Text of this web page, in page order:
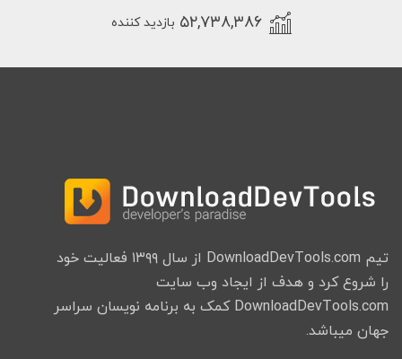
۵۲,۷۳۸,۳۸۶ بازدید کننده
تیم DownloadDevTools.com از سال ۱۳۹۹ فعالیت خود
را شروع کرد و هدف از ایجاد وب سایت
DownloadDevTools.com کمک به برنامه نویسان سراسر
جهان میباشد.